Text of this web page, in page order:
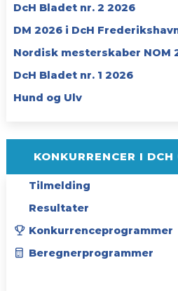
DcH Bladet nr. 2 2026
DM 2026 i DcH
Nordisk mesterskaber NOM
DcH Bladet nr. 1 2026
Hund og Ulv
KONKURRENCER I DCH
Tilmelding
Resultater
Konkurrenceprogrammer
Beregnerprogrammer